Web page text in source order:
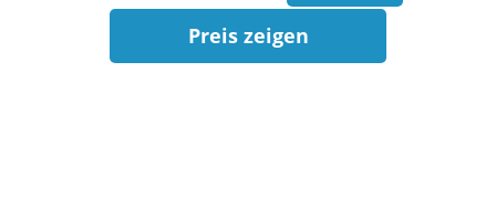
Preis zeigen